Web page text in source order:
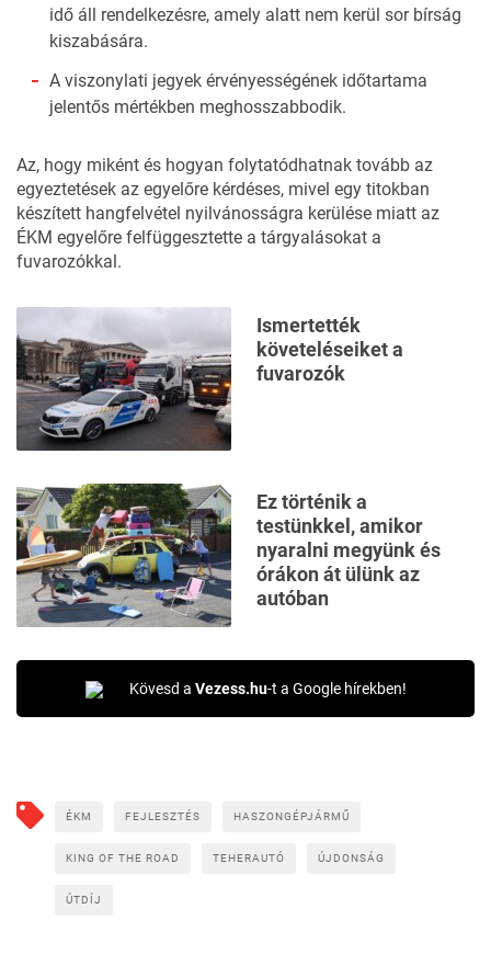
idő áll rendelkezésre, amely alatt nem kerül sor bírság
kiszabására.
A viszonylati jegyek érvényességének időtartama
jelentős mértékben meghosszabbodik.
Az, hogy miként és hogyan folytatódhatnak tovább az
egyeztetések az egyelőre kérdéses, mivel egy titokban
készített hangfelvétel nyilvánosságra kerülése miatt az
ÉKM egyelőre felfüggesztette a tárgyalásokat a
fuvarozókkal.
Ismertették
követeléseiket a
fuvarozók
Ez történik a
testünkkel, amikor
nyaralni megyünk és
órákon át ülünk az
autóban
Kövesd a Vezess.hu-t a Google hírekben!
ÉKM FEJLESZTÉS HASZONGÉPJÁRMŰ
KING OF THE ROAD TEHERAUTÓ ÚJDONSÁG
ÚTDÍJ